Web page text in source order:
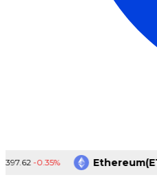
-0.35% Ethereum(ETH)